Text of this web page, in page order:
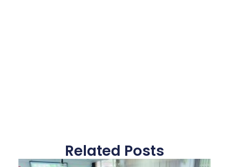
Related Posts